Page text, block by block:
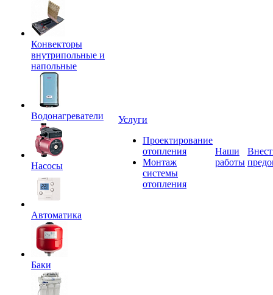
Конвекторы
внутрипольные и
напольные
Водонагреватели
Насосы
Автоматика
Баки
Услуги
Проектирование
отопления
Монтаж
системы
отопления
Наши
работы